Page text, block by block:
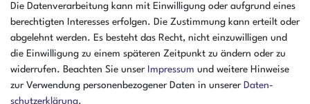
Öffnungszeiten Freitag
07:30 - 15:00 Uhr
ZAHLUNGSARTEN
Die Datenverarbeitung kann mit Einwilligung oder aufgrund eines
berechtigten Interesses erfolgen. Die Zustimmung kann erteilt oder
abgelehnt werden. Es besteht das Recht, nicht einzuwilligen und
die Einwilligung zu einem späteren Zeitpunkt zu ändern oder zu
widerrufen. Beachten Sie unser Impressum und weitere Hinweise
zur Verwendung personenbezogener Daten in unserer Daten­
schutz­erklärung.